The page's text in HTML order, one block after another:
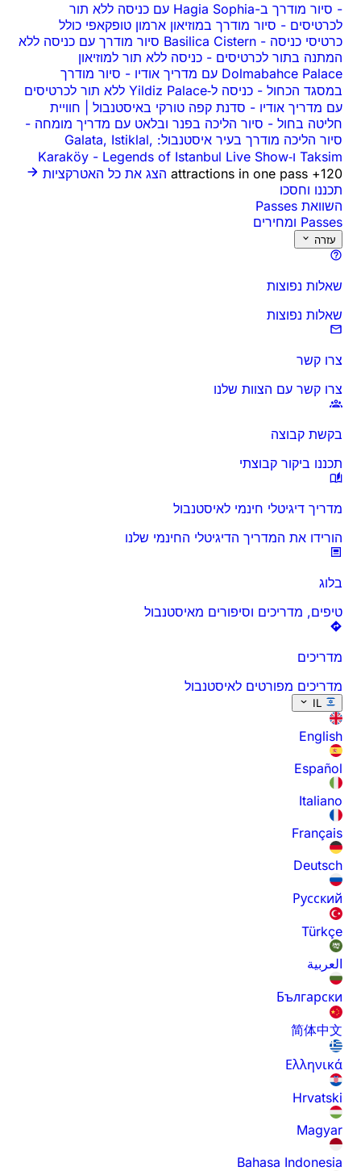
-
סיור מודרך ב-Hagia Sophia עם כניסה ללא תור
לכרטיסים - סיור מודרך במוזיאון ארמון טופקאפי כולל
כרטיסי כניסה -
Basilica Cistern סיור מודרך עם כניסה ללא
המתנה בתור לכרטיסים - כניסה ללא תור למוזיאון
Dolmabahce Palace עם מדריך אודיו
- סיור מודרך
במסגד הכחול -
כניסה ל‑Yildiz Palace ללא תור לכרטיסים
עם מדריך אודיו - סדנת קפה טורקי באיסטנבול | חוויית
חליטה בחול - סיור הליכה בפנר ובלאט עם מדריך מומחה -
סיור הליכה מודרך בעיר איסטנבול: Galata, Istiklal,
Taksim ו‑Karaköy
- Legends of Istanbul Live Show
120+ attractions in one pass
הצג את כל האטרקציות
תכננו וחסכו
השוואת Passes
Passes ומחירים
עזרה
שאלות נפוצות
שאלות נפוצות
צרו קשר
צרו קשר עם הצוות שלנו
בקשת קבוצה
תכננו ביקור קבוצתי
מדריך דיגיטלי חינמי לאיסטנבול
הורידו את המדריך הדיגיטלי החינמי שלנו
בלוג
טיפים, מדריכים וסיפורים מאיסטנבול
מדריכים
מדריכים מפורטים לאיסטנבול
IL
English
Español
Italiano
Français
Deutsch
Русский
Türkçe
العربية
Български
简体中文
Ελληνικά
Hrvatski
Magyar
Bahasa Indonesia